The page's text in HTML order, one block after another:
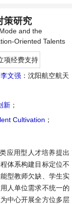
策研究
and the
Oriented Talents
项经费支持
李文强 ：沈阳航空航天
新 ；
Cultivation ；
应用型人才培养提出
体系构建目标定位不
型教师欠缺、学生实
人单位需求不统一的
中心开展全方位多层